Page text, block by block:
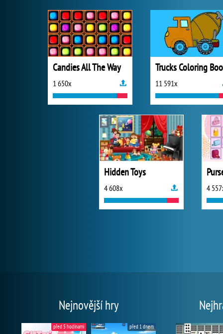
Candies All The Way
1 650x
Trucks Coloring
11 591x
Hidden Toys
4 608x 4
Nejnovější hry
před 5 hodinami před 1 dnem